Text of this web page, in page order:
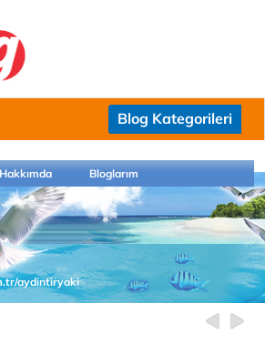
Blog Kategorileri
Hakkımda Bloglarım
aydintiryaki